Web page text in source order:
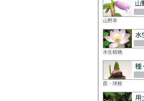
山野草
水生植物
苗・球根